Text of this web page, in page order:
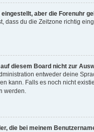
eingestellt, aber die Forenuhr
dass du die Zeitzone richtig
diesem Board nicht zur
entweder deine
kann. Falls es noch nicht
werden.
die bei meinem